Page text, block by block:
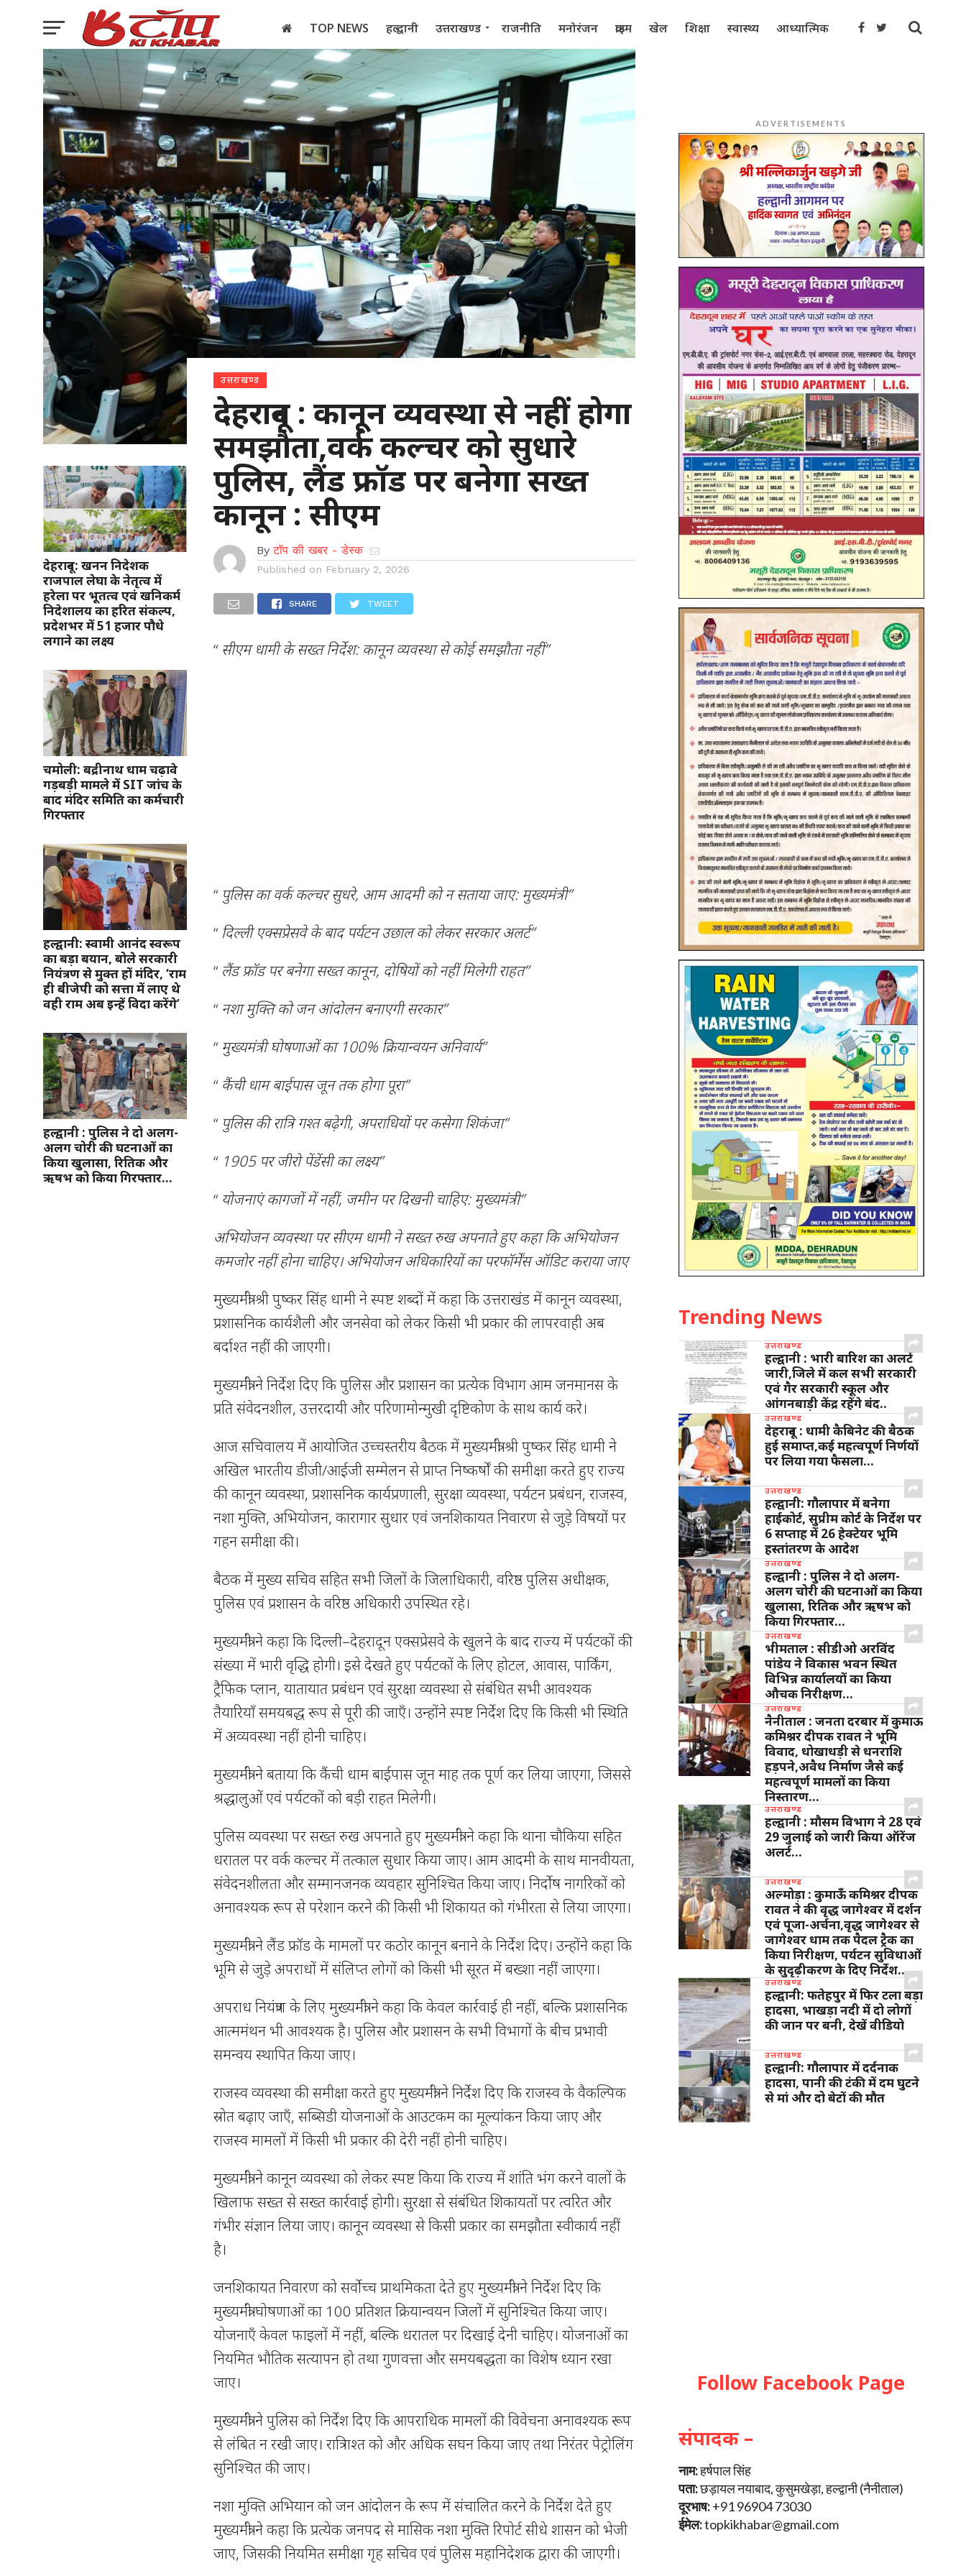
TOP NEWS हल्द्वानी उत्तराखण्ड राजनीति मनोरंजन क्राइम खेल शिक्षा स्वास्थ्य आध्यात्मिक
इलेक्शन 2022
देहरादून: खनन निदेशक
राजपाल लेघा के नेतृत्व में
हरेला पर भूतत्व एवं खनिकर्म
निदेशालय का हरित संकल्प,
प्रदेशभर में 51 हजार पौधे
लगाने का लक्ष्य
चमोली: बद्रीनाथ धाम चढ़ावे
गड़बड़ी मामले में SIT जांच के
बाद मंदिर समिति का कर्मचारी
गिरफ्तार
हल्द्वानी: स्वामी आनंद स्वरूप
का बड़ा बयान, बोले सरकारी
नियंत्रण से मुक्त हों मंदिर, ‘राम
ही बीजेपी को सत्ता में लाए थे
वही राम अब इन्हें विदा करेंगे’
हल्द्वानी : पुलिस ने दो अलग-
अलग चोरी की घटनाओं का
किया खुलासा, रितिक और
ऋषभ को किया गिरफ्तार…
उत्तराखण्ड
देहरादून : कानून व्यवस्था से नहीं होगा
समझौता,वर्क कल्चर को सुधारे
पुलिस, लैंड फ्रॉड पर बनेगा सख्त
कानून : सीएम
By टॉप की खबर - डेस्क
Published on February 2, 2026
SHARE TWEET
“ सीएम धामी के सख्त निर्देश: कानून व्यवस्था से कोई समझौता नहीं”
“ पुलिस का वर्क कल्चर सुधरे, आम आदमी को न सताया जाए: मुख्यमंत्री”
“ दिल्ली एक्सप्रेसवे के बाद पर्यटन उछाल को लेकर सरकार अलर्ट”
“ लैंड फ्रॉड पर बनेगा सख्त कानून, दोषियों को नहीं मिलेगी राहत”
“ नशा मुक्ति को जन आंदोलन बनाएगी सरकार”
“ मुख्यमंत्री घोषणाओं का 100% क्रियान्वयन अनिवार्य”
“ कैंची धाम बाईपास जून तक होगा पूरा”
“ पुलिस की रात्रि गश्त बढ़ेगी, अपराधियों पर कसेगा शिकंजा”
“ 1905 पर जीरो पेंडेंसी का लक्ष्य”
“ योजनाएं कागजों में नहीं, जमीन पर दिखनी चाहिए: मुख्यमंत्री”
अभियोजन व्यवस्था पर सीएम धामी ने सख्त रुख अपनाते हुए कहा कि अभियोजन
कमजोर नहीं होना चाहिए। अभियोजन अधिकारियों का परफॉर्मेंस ऑडिट कराया जाए
मुख्यमंत्री श्री पुष्कर सिंह धामी ने स्पष्ट शब्दों में कहा कि उत्तराखंड में कानून व्यवस्था,
प्रशासनिक कार्यशैली और जनसेवा को लेकर किसी भी प्रकार की लापरवाही अब
बर्दाश्त नहीं की जाएगी।
मुख्यमंत्री ने निर्देश दिए कि पुलिस और प्रशासन का प्रत्येक विभाग आम जनमानस के
प्रति संवेदनशील, उत्तरदायी और परिणामोन्मुखी दृष्टिकोण के साथ कार्य करे।
आज सचिवालय में आयोजित उच्चस्तरीय बैठक में मुख्यमंत्री श्री पुष्कर सिंह धामी ने
अखिल भारतीय डीजी/आईजी सम्मेलन से प्राप्त निष्कर्षों की समीक्षा करते हुए राज्य
की कानून व्यवस्था, प्रशासनिक कार्यप्रणाली, सुरक्षा व्यवस्था, पर्यटन प्रबंधन, राजस्व,
नशा मुक्ति, अभियोजन, कारागार सुधार एवं जनशिकायत निवारण से जुड़े विषयों पर
गहन समीक्षा की।
बैठक में मुख्य सचिव सहित सभी जिलों के जिलाधिकारी, वरिष्ठ पुलिस अधीक्षक,
पुलिस एवं प्रशासन के वरिष्ठ अधिकारी उपस्थित रहे।
मुख्यमंत्री ने कहा कि दिल्ली–देहरादून एक्सप्रेसवे के खुलने के बाद राज्य में पर्यटकों की
संख्या में भारी वृद्धि होगी। इसे देखते हुए पर्यटकों के लिए होटल, आवास, पार्किंग,
ट्रैफिक प्लान, यातायात प्रबंधन एवं सुरक्षा व्यवस्था से संबंधित सभी आवश्यक
तैयारियाँ समयबद्ध रूप से पूरी की जाएँ। उन्होंने स्पष्ट निर्देश दिए कि किसी भी स्थिति
में अव्यवस्था नहीं होनी चाहिए।
मुख्यमंत्री ने बताया कि कैंची धाम बाईपास जून माह तक पूर्ण कर लिया जाएगा, जिससे
श्रद्धालुओं एवं पर्यटकों को बड़ी राहत मिलेगी।
पुलिस व्यवस्था पर सख्त रुख अपनाते हुए मुख्यमंत्री ने कहा कि थाना चौकिया सहित
धरातल पर वर्क कल्चर में तत्काल सुधार किया जाए। आम आदमी के साथ मानवीयता,
संवेदनशीलता और सम्मानजनक व्यवहार सुनिश्चित किया जाए। निर्दोष नागरिकों को
अनावश्यक रूप से परेशान करने की किसी भी शिकायत को गंभीरता से लिया जाएगा।
मुख्यमंत्री ने लैंड फ्रॉड के मामलों पर कठोर कानून बनाने के निर्देश दिए। उन्होंने कहा कि
भूमि से जुड़े अपराधों में संलिप्त लोगों को किसी भी सूरत में बख्शा नहीं जाएगा।
अपराध नियंत्रण के लिए मुख्यमंत्री ने कहा कि केवल कार्रवाई ही नहीं, बल्कि प्रशासनिक
आत्ममंथन भी आवश्यक है। पुलिस और प्रशासन के सभी विभागों के बीच प्रभावी
समन्वय स्थापित किया जाए।
राजस्व व्यवस्था की समीक्षा करते हुए मुख्यमंत्री ने निर्देश दिए कि राजस्व के वैकल्पिक
स्रोत बढ़ाए जाएँ, सब्सिडी योजनाओं के आउटकम का मूल्यांकन किया जाए और
राजस्व मामलों में किसी भी प्रकार की देरी नहीं होनी चाहिए।
मुख्यमंत्री ने कानून व्यवस्था को लेकर स्पष्ट किया कि राज्य में शांति भंग करने वालों के
खिलाफ सख्त से सख्त कार्रवाई होगी। सुरक्षा से संबंधित शिकायतों पर त्वरित और
गंभीर संज्ञान लिया जाए। कानून व्यवस्था से किसी प्रकार का समझौता स्वीकार्य नहीं
है।
जनशिकायत निवारण को सर्वोच्च प्राथमिकता देते हुए मुख्यमंत्री ने निर्देश दिए कि
मुख्यमंत्री घोषणाओं का 100 प्रतिशत क्रियान्वयन जिलों में सुनिश्चित किया जाए।
योजनाएँ केवल फाइलों में नहीं, बल्कि धरातल पर दिखाई देनी चाहिए। योजनाओं का
नियमित भौतिक सत्यापन हो तथा गुणवत्ता और समयबद्धता का विशेष ध्यान रखा
जाए।
मुख्यमंत्री ने पुलिस को निर्देश दिए कि आपराधिक मामलों की विवेचना अनावश्यक रूप
से लंबित न रखी जाए। रात्रि गश्त को और अधिक सघन किया जाए तथा निरंतर पेट्रोलिंग
सुनिश्चित की जाए।
नशा मुक्ति अभियान को जन आंदोलन के रूप में संचालित करने के निर्देश देते हुए
मुख्यमंत्री ने कहा कि प्रत्येक जनपद से मासिक नशा मुक्ति रिपोर्ट सीधे शासन को भेजी
जाए, जिसकी नियमित समीक्षा गृह सचिव एवं पुलिस महानिदेशक द्वारा की जाएगी।
ADVERTISEMENTS
Trending News
उत्तराखण्ड
हल्द्वानी : भारी बारिश का अलर्ट
जारी,जिले में कल सभी सरकारी
एवं गैर सरकारी स्कूल और
आंगनबाड़ी केंद्र रहेंगे बंद..
उत्तराखण्ड
देहरादून : धामी कैबिनेट की बैठक
हुई समाप्त,कई महत्वपूर्ण निर्णयों
पर लिया गया फैसला…
उत्तराखण्ड
हल्द्वानी: गौलापार में बनेगा
हाईकोर्ट, सुप्रीम कोर्ट के निर्देश पर
6 सप्ताह में 26 हेक्टेयर भूमि
हस्तांतरण के आदेश
उत्तराखण्ड
हल्द्वानी : पुलिस ने दो अलग-
अलग चोरी की घटनाओं का किया
खुलासा, रितिक और ऋषभ को
किया गिरफ्तार…
उत्तराखण्ड
भीमताल : सीडीओ अरविंद
पांडेय ने विकास भवन स्थित
विभिन्न कार्यालयों का किया
औचक निरीक्षण…
उत्तराखण्ड
नैनीताल : जनता दरबार में कुमाऊ
कमिश्नर दीपक रावत ने भूमि
विवाद, धोखाधड़ी से धनराशि
हड़पने,अवैध निर्माण जैसे कई
महत्वपूर्ण मामलों का किया
निस्तारण…
उत्तराखण्ड
हल्द्वानी : मौसम विभाग ने 28 एवं
29 जुलाई को जारी किया ऑरेंज
अलर्ट…
उत्तराखण्ड
अल्मोड़ा : कुमाऊँ कमिश्नर दीपक
रावत ने की वृद्ध जागेश्वर में दर्शन
एवं पूजा-अर्चना,वृद्ध जागेश्वर से
जागेश्वर धाम तक पैदल ट्रैक का
किया निरीक्षण, पर्यटन सुविधाओं
के सुदृढ़ीकरण के दिए निर्देश…
उत्तराखण्ड
हल्द्वानी: फतेहपुर में फिर टला बड़ा
हादसा, भाखड़ा नदी में दो लोगों
की जान पर बनी, देखें वीडियो
उत्तराखण्ड
हल्द्वानी: गौलापार में दर्दनाक
हादसा, पानी की टंकी में दम घुटने
से मां और दो बेटों की मौत
Follow Facebook Page
संपादक –
नाम:हर्षपाल सिंह
पता:छड़ायल नयाबाद, कुसुमखेड़ा, हल्द्वानी (नैनीताल)
दूरभाष:+91 96904 73030
ईमेल:topkikhabar@gmail.com